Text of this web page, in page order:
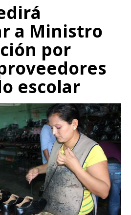
a Ministro
por
escolar